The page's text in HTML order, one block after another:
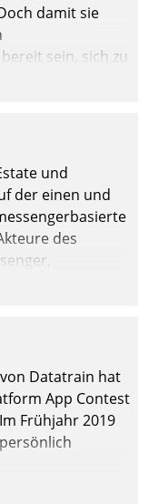
damit sie
sein, sich zu
sie an ihr
und
der einen und
des
oder
Datatrain hat
App Contest
Frühjahr 2019